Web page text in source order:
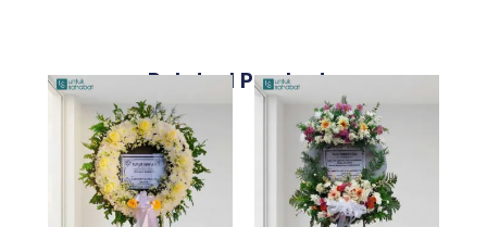
Related Products